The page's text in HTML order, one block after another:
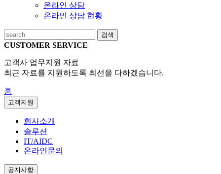
온라인 상담
온라인 상담 현황
검색
CUSTOMER SERVICE
고객사 업무지원 자료
최근 자료를 지원하도록 최선을 다하겠습니다.
홈
고객지원
회사소개
솔루션
IT/AIDC
온라인문의
공지사항